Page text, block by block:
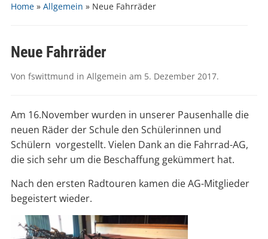
Home» Allgemein » Neue Fahrräder
Neue Fahrräder
Von fswittmund in Allgemein am 5. Dezember 2017.
Am 16.November wurden in unserer Pausenhalle die
neuen Räder der Schule den Schülerinnen und
Schülern vorgestellt. Vielen Dank an die Fahrrad-AG,
die sich sehr um die Beschaffung gekümmert hat.
Nach den ersten Radtouren kamen die AG-Mitglieder
begeistert wieder.